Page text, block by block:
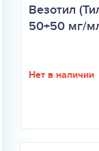
Везотил
50+50 мг/
Нет в наличии